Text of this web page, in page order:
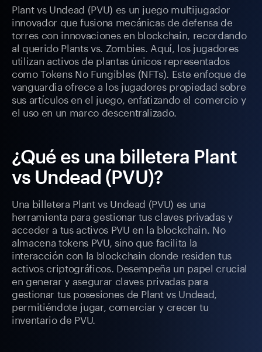
Plant vs Undead (PVU) es un juego multijugador
innovador que fusiona mecánicas de defensa de
torres con innovaciones en blockchain, recordando
al querido Plants vs. Zombies. Aquí, los jugadores
utilizan activos de plantas únicos representados
como Tokens No Fungibles (NFTs). Este enfoque de
vanguardia ofrece a los jugadores propiedad sobre
sus artículos en el juego, enfatizando el comercio y
el uso en un marco descentralizado.
¿Qué es una billetera Plant
vs Undead (PVU)?
Una billetera Plant vs Undead (PVU) es una
herramienta para gestionar tus claves privadas y
acceder a tus activos PVU en la blockchain. No
almacena tokens PVU, sino que facilita la
interacción con la blockchain donde residen tus
activos criptográficos. Desempeña un papel crucial
en generar y asegurar claves privadas para
gestionar tus posesiones de Plant vs Undead,
permitiéndote jugar, comerciar y crecer tu
inventario de PVU.